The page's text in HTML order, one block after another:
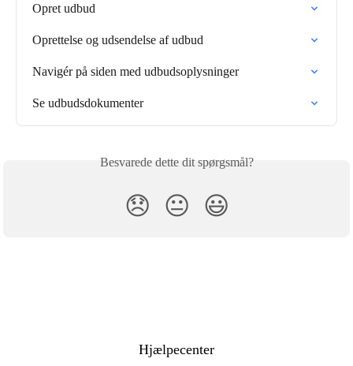
Opret udbud
Oprettelse og udsendelse af udbud
Navigér på siden med udbudsoplysninger
Se udbudsdokumenter
Besvarede dette dit spørgsmål?
😞 😐 😃
Hjælpecenter